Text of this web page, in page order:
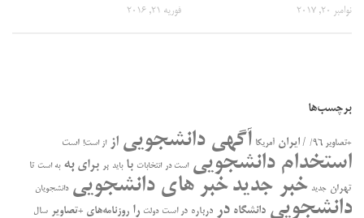
نوامبر 20, 2017 فوریه 21, 2016
برچسب‌ها
+تصاویر ۹۶/ / ایران آمریکا آگهی دانشجویی از از است! است
استخدام دانشجویی است در انتخابات با باید بر برای به به است تا
تهران جدید خبر جدید خبر های دانشجویی دانشجویان
دانشجویی دانشگاه در درباره در ﺍﺳﺖ دولت را روزنامه‌های +تصاویر سال